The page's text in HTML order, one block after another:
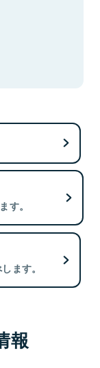
す。
ます。
報